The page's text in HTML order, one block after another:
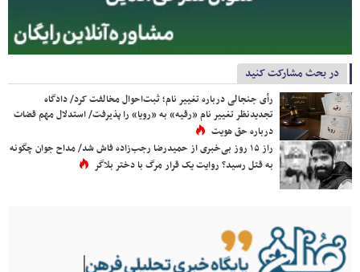
در بحث مشارکت کنید
رأی جنجالی درباره تغییر نام؛ ثبت‌احوال مخالفت کرد/ دادگاه
تجدیدنظر تغییر نام «رقیه» به «رویا» را پذیرفت/ استدلال مهم قضات
درباره حق هویت
راز ۱۵ روز بی‌خبری از حمیدرضا رجب‌زاده فاش شد/ مداح جوان چگونه
به قتل رسید؟ روایت یک قرار مرگ با دختر بلاگر